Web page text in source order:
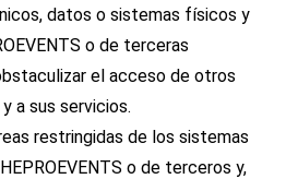
datos o sistemas físicos y
o de terceras
el acceso de otros
a sus servicios.
restringidas de los sistemas
o de terceros y,